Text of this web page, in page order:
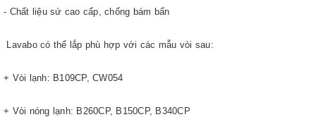
- Chất liệu sứ cao cấp, chống bám bẩn
Lavabo có thể lắp phù hợp với các mẫu vòi sau:
+ Vòi lạnh: B109CP, CW054
+ Vòi nóng lạnh: B260CP, B150CP, B340CP